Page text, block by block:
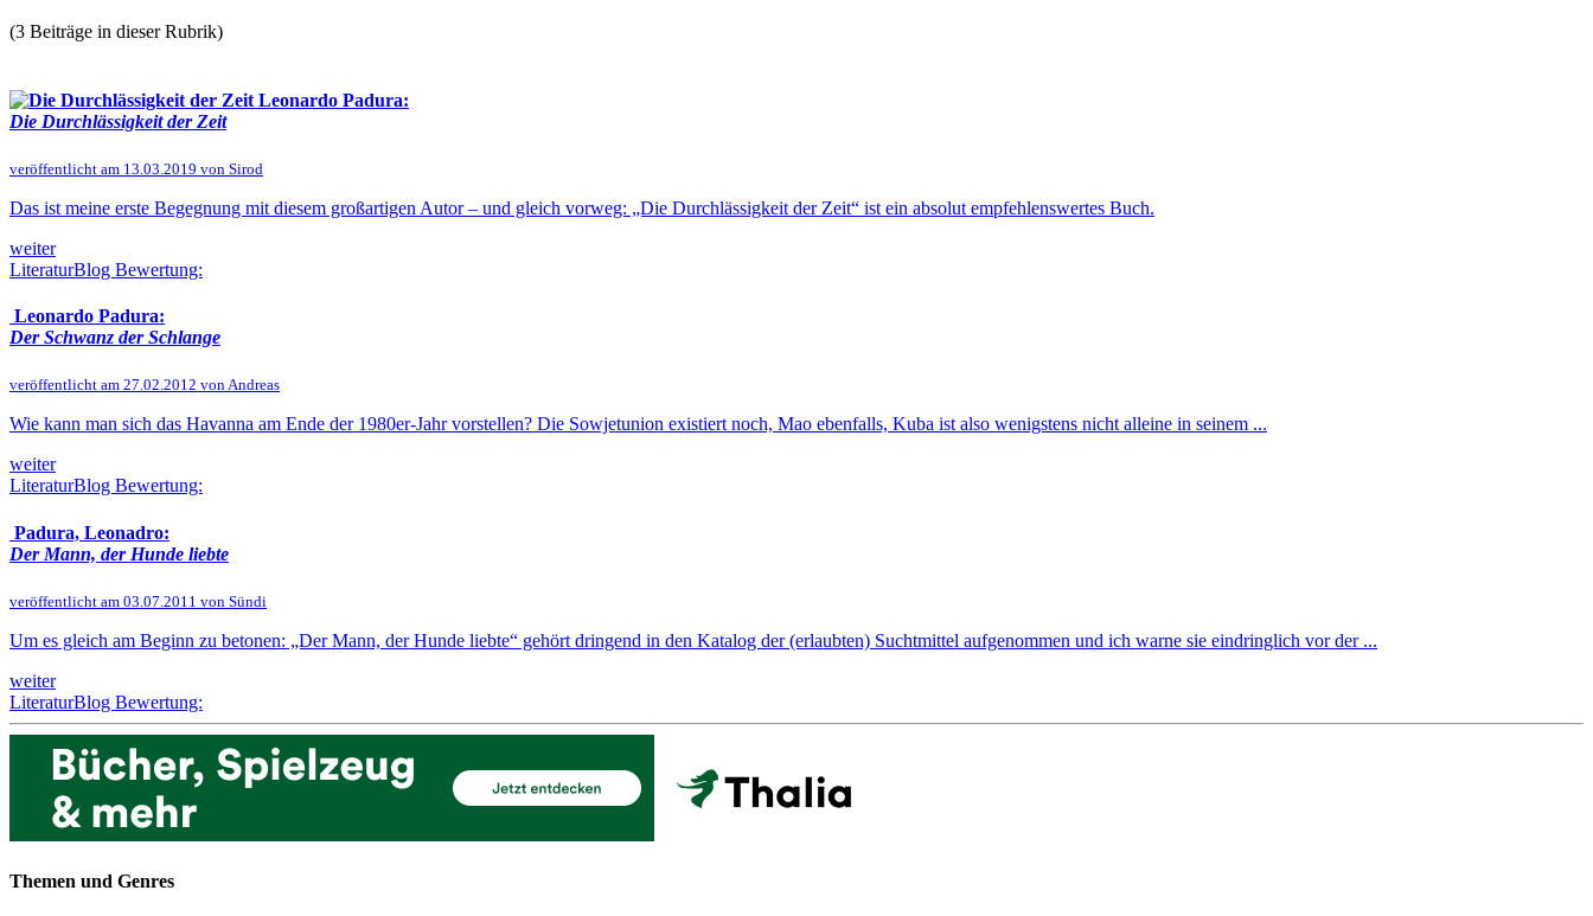
(3 Beiträge in dieser Rubrik)
Leonardo Padura:
Die Durchlässigkeit der Zeit
veröffentlicht am 13.03.2019 von Sirod
Das ist meine erste Begegnung mit diesem großartigen Autor – und gleich vorweg: „Die Durchlässigkeit der Zeit“ ist ein absolut empfehlenswertes Buch.
weiter
LiteraturBlog Bewertung:
Leonardo Padura:
Der Schwanz der Schlange
veröffentlicht am 27.02.2012 von Andreas
Wie kann man sich das Havanna am Ende der 1980er-Jahr vorstellen? Die Sowjetunion existiert noch, Mao ebenfalls, Kuba ist also wenigstens nicht alleine in seinem ...
weiter
LiteraturBlog Bewertung:
Padura, Leonadro:
Der Mann, der Hunde liebte
veröffentlicht am 03.07.2011 von Sündi
Um es gleich am Beginn zu betonen: „Der Mann, der Hunde liebte“ gehört dringend in den Katalog der (erlaubten) Suchtmittel aufgenommen und ich warne sie eindringlich vor der ...
weiter
LiteraturBlog Bewertung:
Themen und Genres